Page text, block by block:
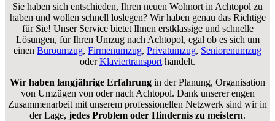
Sie haben sich entschieden, Ihren neuen Wohnort in Achtopol zu
haben und wollen schnell loslegen? Wir haben genau das Richtige
für Sie! Unser Service bietet Ihnen erstklassige und schnelle
Lösungen, für Ihren Umzug nach Achtopol, egal ob es sich um
einen Büroumzug, Firmenumzug, Privatumzug, Seniorenumzug
oder Klaviertransport handelt.
Wir haben langjährige Erfahrung in der Planung, Organisation
von Umzügen von oder nach Achtopol. Dank unserer engen
Zusammenarbeit mit unserem professionellen Netzwerk sind wir in
der Lage, jedes Problem oder Hindernis zu meistern.